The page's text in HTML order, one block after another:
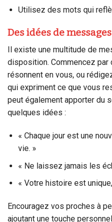
Utilisez des mots qui
Des idées de
Il existe une multitude de
disposition. Commencez
résonnent en vous, ou
qui expriment ce que vous
peut également apporter du
quelques idées :
« Chaque jour est une
vie. »
« Ne laissez jamais les
« Votre histoire est
Encouragez vos proches à
ajoutant une touche